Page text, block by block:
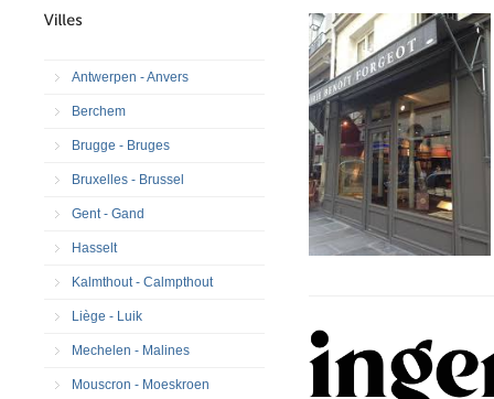
Antwerpen - Anvers
Berchem
Brugge - Bruges
Bruxelles - Brussel
Gent - Gand
Hasselt
Kalmthout - Calmpthout
Liège - Luik
Mechelen - Malines
Mouscron - Moeskroen